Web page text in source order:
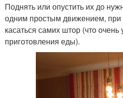
Поднять или опустить их до
одним простым движением,
касаться самих штор (что
приготовления еды).